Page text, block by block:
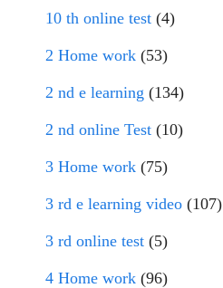
10 th online test (4)
2 Home work (53)
2 nd e learning (134)
2 nd online Test (10)
3 Home work (75)
3 rd e learning video (107)
3 rd online test (5)
4 Home work (96)